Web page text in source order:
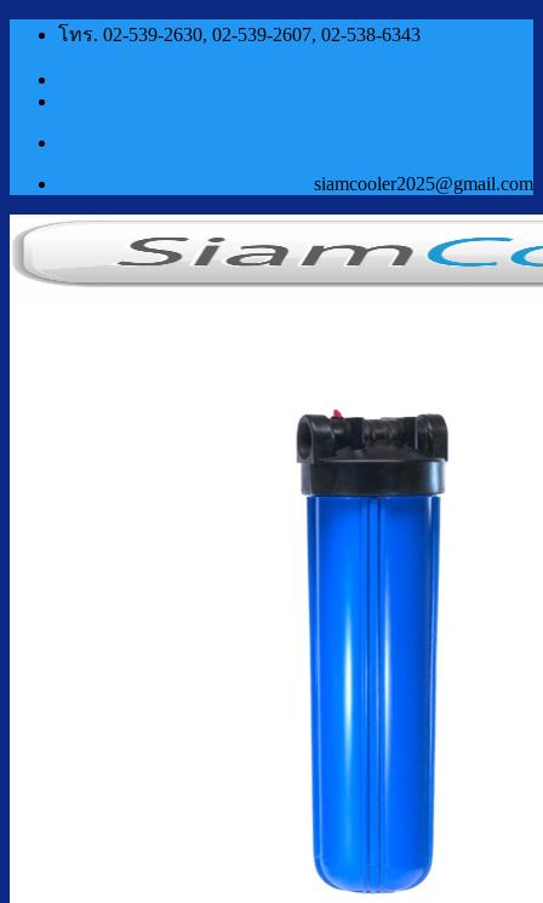
ข้าม
โทร. 02-539-2630, 02-539-2607, 02-538-6343
siamcooler2025@gmail.com
ตู้กดน้ำเย็น น้ำร้อน ถังคว่ำ
ตู้กดน้ำเย็น เจาะรูคว่ำถัง
ตู้กดน้ำเย็น น้ำร้อน ถังล่าง
ตู้กดน้ำเย็น น้ำร้อน กรองในตัว
ตู้กดน้ำเย็น น้ำร้อน ต่อท่อประปา
ตู้กดน้ำเย็น น้ำร้อน สแตนเลส
ตู้กดน้ำเย็น มือกดเท้าเหยียบ